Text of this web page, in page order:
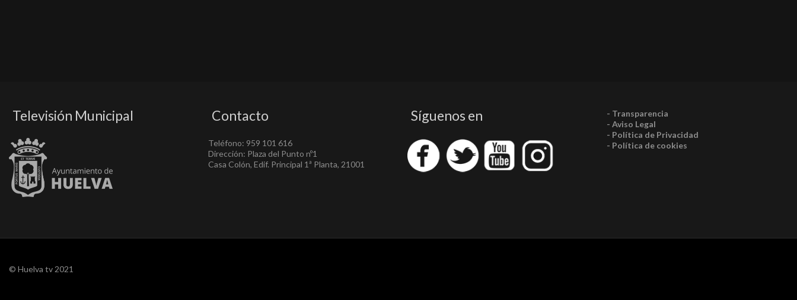
Televisión Municipal Contacto
Teléfono: 959 101 616
Dirección: Plaza del Punto nº1
Casa Colón, Edif. Principal 1ª Planta, 21001
Síguenos en
- Transparencia
- Aviso Legal
- Política de Privacidad
- Política de cookies
© Huelva tv 2021